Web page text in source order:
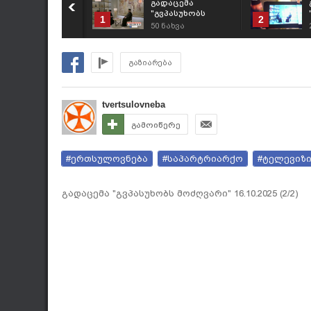
1
გადაცემა
"გვპასუხობს
მოძღვარი"
50 ნახვა
2
გაზიარება
tvertsulovneba
გამოიწერე
#ერთსულოვნება #საპარტრიარქო
გადაცემა "გვპასუხობს მოძღვარი" 16.10.2025 (2/2)